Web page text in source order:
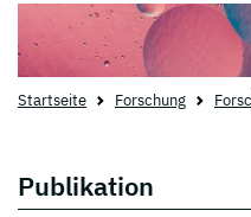
Startseite Forschung
Publikation